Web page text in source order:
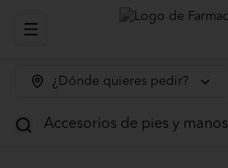
Abrir menu de navegación
¿Dónde quieres pedir?
Accesorios de pies y manos